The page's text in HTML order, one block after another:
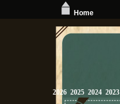
2026 2025 2024 2023
Home